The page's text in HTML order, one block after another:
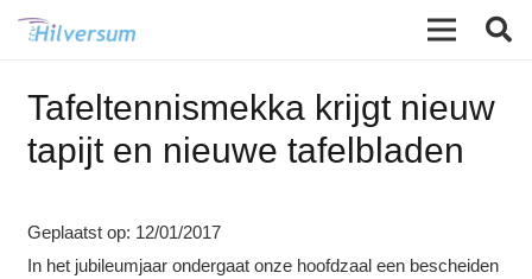
Tafeltennismekka krijgt nieuw
tapijt en nieuwe tafelbladen
Geplaatst op: 12/01/2017
In het jubileumjaar ondergaat onze hoofdzaal een bescheiden